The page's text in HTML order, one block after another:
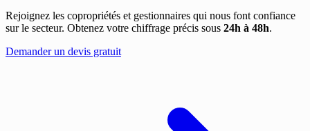
Rejoignez les copropriétés et gestionnaires qui nous font confiance
sur le secteur. Obtenez votre chiffrage précis sous 24h à 48h.
Demander un devis gratuit